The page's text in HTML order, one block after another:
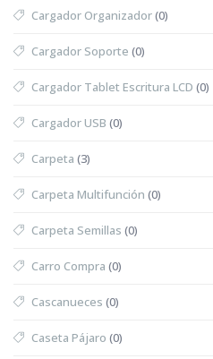
Cargador Organizador(0)
Cargador Soporte (0)
Cargador Tablet Escritura LCD (0)
Cargador USB (0)
Carpeta (3)
Carpeta Multifunción (0)
Carpeta Semillas (0)
Carro Compra (0)
Cascanueces (0)
Caseta Pájaro (0)